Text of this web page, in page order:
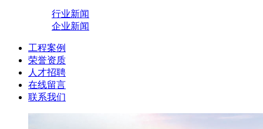
行业新闻
企业新闻
工程案例
荣誉资质
人才招聘
在线留言
联系我们